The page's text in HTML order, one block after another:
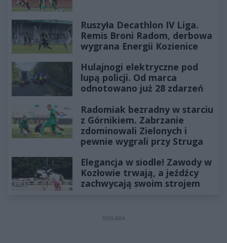
Ruszyła Decathlon IV Liga.
Remis Broni Radom, derbowa
wygrana Energii Kozienice
Hulajnogi elektryczne pod
lupą policji. Od marca
odnotowano już 28 zdarzeń
Radomiak bezradny w starciu
z Górnikiem. Zabrzanie
zdominowali Zielonych i
pewnie wygrali przy Struga
Elegancja w siodle! Zawody w
Kozłowie trwają, a jeźdźcy
zachwycają swoim strojem
REKLAMA